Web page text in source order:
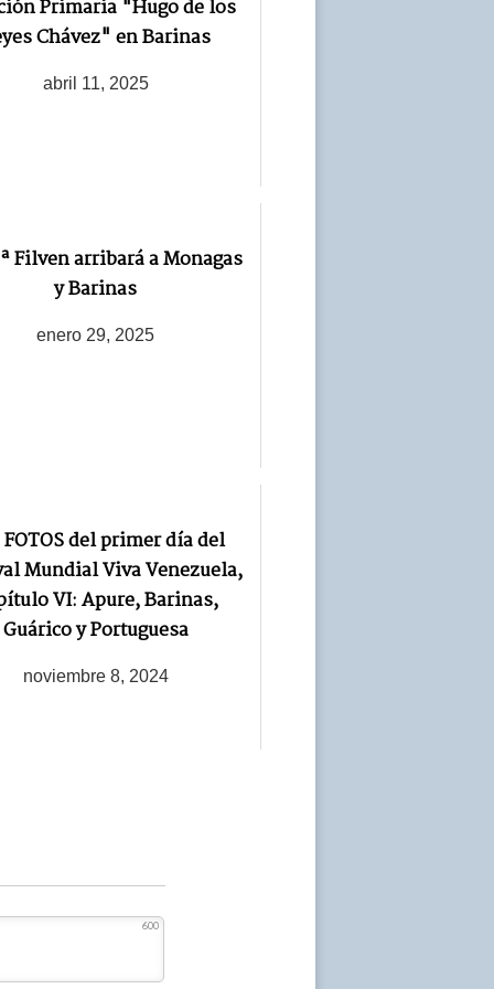
Primaria "Hugo de los
Chávez" en Barinas
abril 11, 2025
Filven arribará a Monagas
y Barinas
enero 29, 2025
del primer día del
Mundial Viva Venezuela,
VI: Apure, Barinas,
Guárico y Portuguesa
noviembre 8, 2024
600